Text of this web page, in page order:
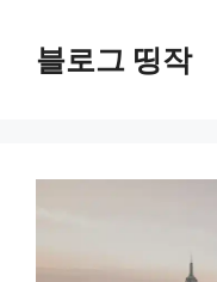
블로그 띵작